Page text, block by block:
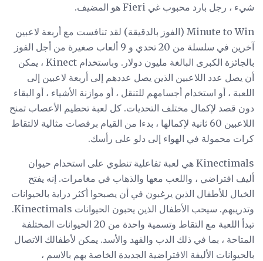
شيء ، رجل بارد محبوب غي Fieri هو المضيف.
Minute to Win (الفوز بالدقيقة) لقد تنافست مع أربعة لاعبين
آخرين في سلسلة من 20 تحدي و 9 ألعاب صغيرة من أجل الفوز
بالجائزة الكبرى البالغة مليون دولار. وباستخدام Kinect ، يمكن
أن يصل عدد اللاعبين الذين يصل عددهم إلى أربعة لاعبين إلى
اللعبة ، أو استخدام أجسامهم للتنقل ، أو موازنة الأشياء ، أو البقاء
دون قصد لإكمال مختلف التحديات. كل لعبة تحطيم الأعصاب تمنح
اللاعبين 60 ثانية لإكمالها ، بدءا من القيام برقصات مثالية لالتقاط
كرات محمولة في الهواء إلى دلو على رأسك.
Kinectimals هي لعبة تفاعلية تنطوي على استخدام حيوان
أليف افتراضي ، واللعب معها والذهاب في مغامرات. إنه يفتح
الخيال للأطفال الذين يرغبون في أن يصبحوا أكثر دراية بالحيوانات
وتدريبهم. سيحب الأطفال الذين يحبون الحيوانات Kinectimals.
تبدأ اللعبة مع التقاط وتسمية واحدة من 20 الحيوانات المختلفة
المتاحة ، بما في ذلك الدب والفهد والأسد. يمكن لأطفالك الاتصال
بالحيوانات الأليفة الافتراضية الجديدة الخاصة بهم بالاسم ،